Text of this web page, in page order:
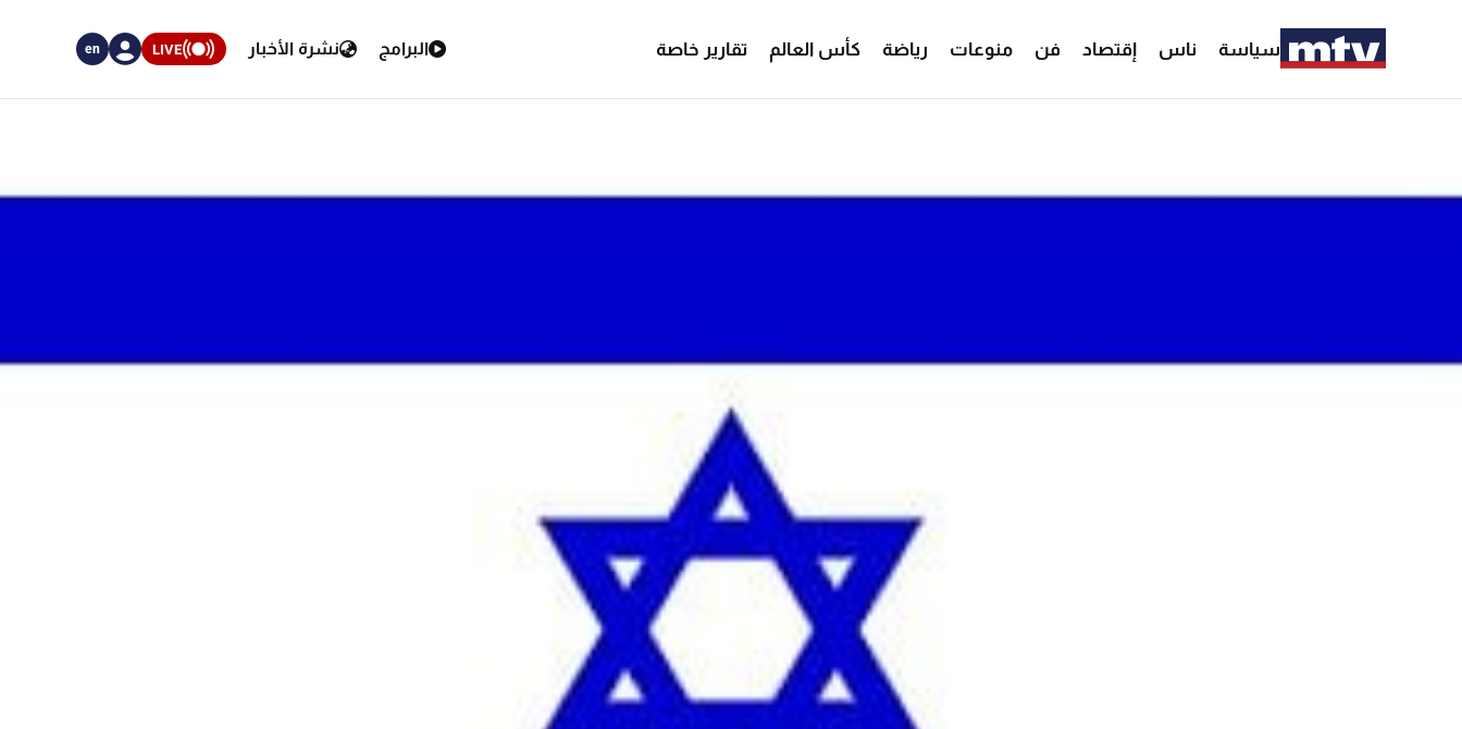
سياسة ناس إقتصاد فن منوعات رياضة كأس العالم تقارير خاصة البرامج نشرة الأخبار LIVE
en